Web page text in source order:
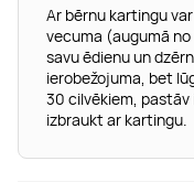
Ar bērnu kartingu
vecuma (augumā no
savu ēdienu un
ierobežojuma, bet
30 cilvēkiem, pastāv
izbraukt ar kartingu.